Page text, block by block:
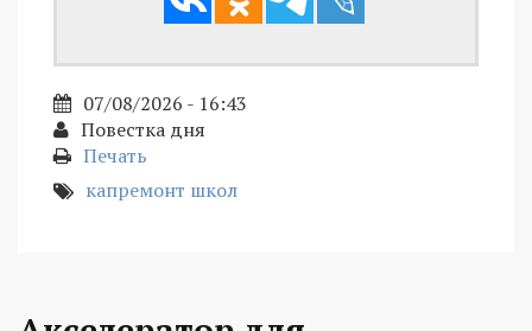
07/08/2026 - 16:43
Повестка дня
Печать
капремонт школ